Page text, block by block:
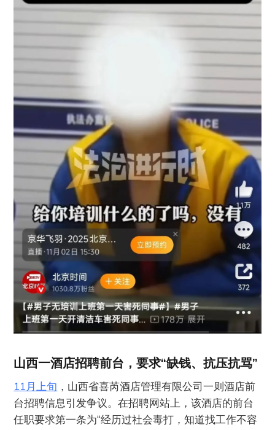
山西一酒店招聘前台，要求“缺钱、抗压抗骂”
11月上旬 ，山西省喜芮酒店管理有限公司一则酒店前
台招聘信息引发争议。在招聘网站上，该酒店的前台
任职要求第一条为“经历过社会毒打，知道找工作不容